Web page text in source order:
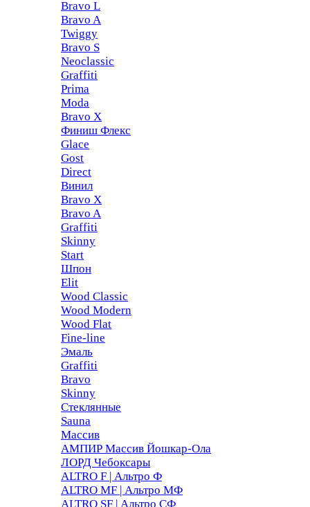
Bravo L
Bravo A
Twiggy
Bravo S
Neoclassic
Graffiti
Prima
Moda
Bravo X
Финиш Флекс
Glace
Gost
Direct
Винил
Bravo X
Bravo A
Graffiti
Skinny
Start
Шпон
Elit
Wood Classic
Wood Modern
Wood Flat
Fine-line
Эмаль
Graffiti
Bravo
Skinny
Стеклянные
Sauna
Массив
АМПИР Массив Йошкар-Ола
ЛОРД Чебоксары
ALTRO F | Альтро Ф
ALTRO MF | Альтро МФ
ALTRO SF | Альтро СФ